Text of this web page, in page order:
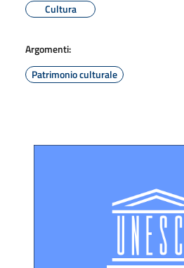
Cultura
Argomenti:
Patrimonio culturale